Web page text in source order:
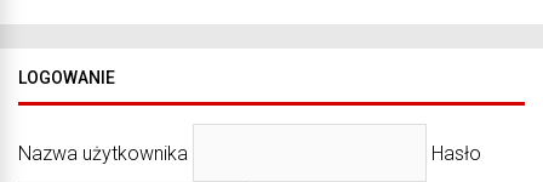
LOGOWANIE
Nazwa użytkownika Hasło